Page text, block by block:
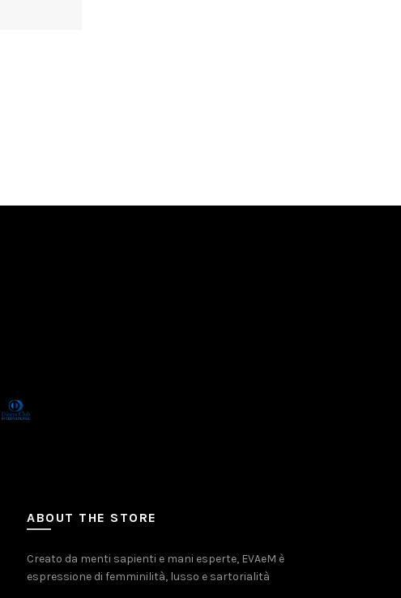
ABOUT THE STORE
Creato da menti sapienti e mani esperte, EVAeM è
espressione di femminilità, lusso e sartorialità